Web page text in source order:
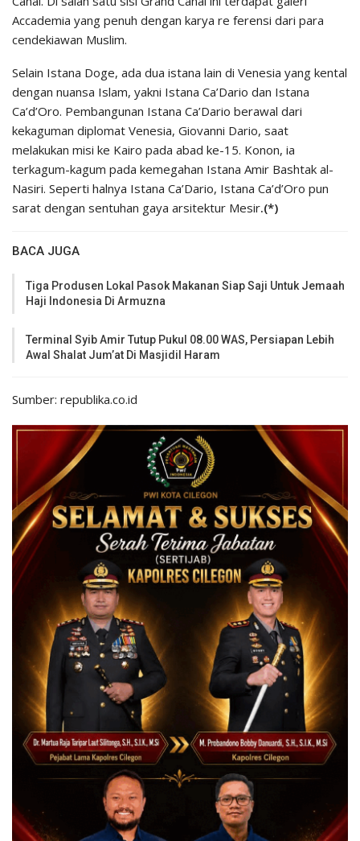
Accademia yang penuh dengan karya re ferensi dari para
cendekiawan Muslim.
Selain Istana Doge, ada dua istana lain di Venesia yang kental
dengan nuansa Islam, yakni Istana Ca’Dario dan Istana
Ca’d’Oro. Pembangunan Istana Ca’Dario berawal dari
kekaguman diplomat Venesia, Giovanni Dario, saat
melakukan misi ke Kairo pada abad ke-15. Konon, ia
terkagum-kagum pada kemegahan Istana Amir Bashtak al-
Nasiri. Seperti halnya Istana Ca’Dario, Istana Ca’d’Oro pun
sarat dengan sentuhan gaya arsitektur Mesir.(*)
BACA JUGA
Tiga Produsen Lokal Pasok Makanan Siap Saji Untuk Jemaah
Haji Indonesia Di Armuzna
Terminal Syib Amir Tutup Pukul 08.00 WAS, Persiapan Lebih
Awal Shalat Jum’at Di Masjidil Haram
Sumber: republika.co.id